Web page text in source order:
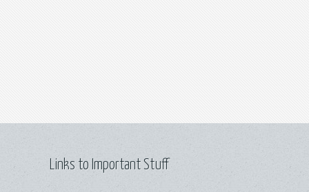
Links to Important Stuff